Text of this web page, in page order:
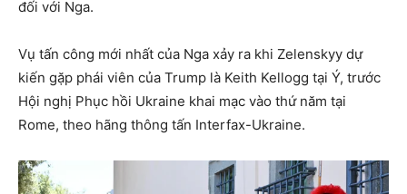
đối với Nga.
Vụ tấn công mới nhất của Nga xảy ra khi Zelenskyy dự
kiến ​​gặp phái viên của Trump là Keith Kellogg tại Ý, trước
Hội nghị Phục hồi Ukraine khai mạc vào thứ năm tại
Rome, theo hãng thông tấn Interfax-Ukraine.